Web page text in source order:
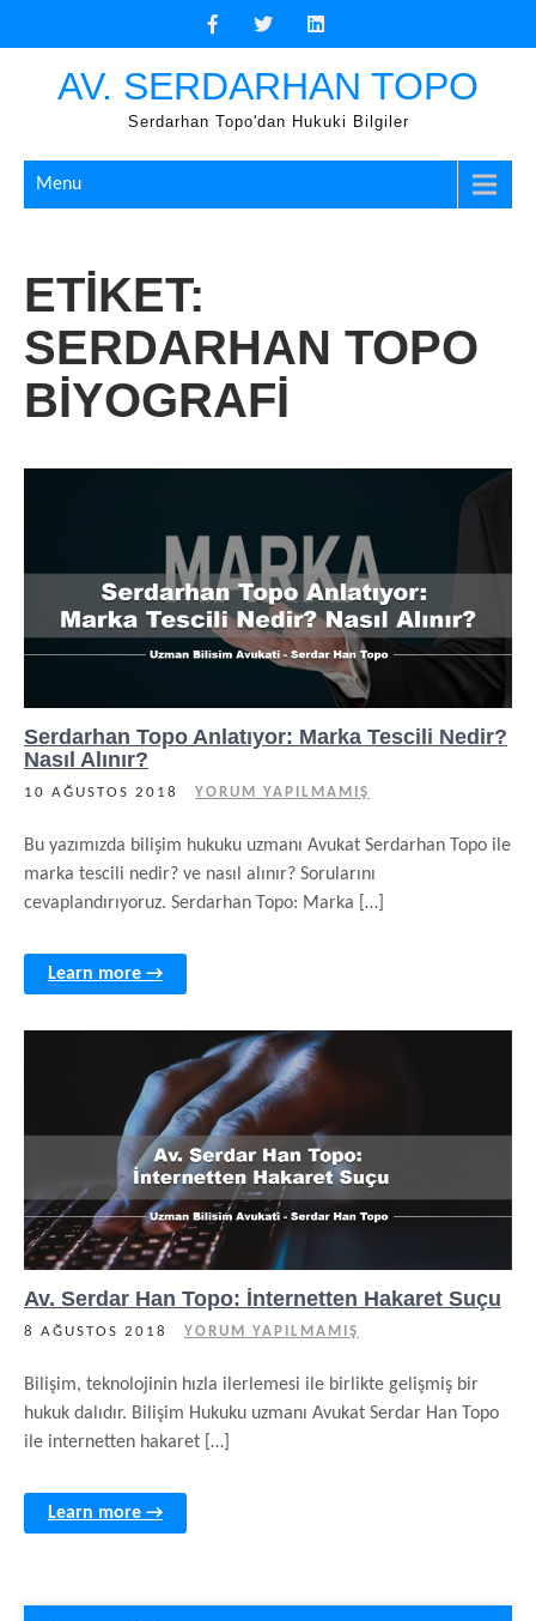
AV. SERDARHAN TOPO
Serdarhan Topo'dan Hukuki Bilgiler
Menu
ETIKET:
SERDARHAN TOPO
BIYOGRAFI
Serdarhan Topo Anlatıyor: Marka Tescili Nedir?
Nasıl Alınır?
10 AĞUSTOS 2018 YORUM YAPILMAMIŞ
Bu yazımızda bilişim hukuku uzmanı Avukat Serdarhan Topo ile
marka tescili nedir? ve nasıl alınır? Sorularını
cevaplandırıyoruz. Serdarhan Topo: Marka […]
Learn more →
Av. Serdar Han Topo: İnternetten Hakaret Suçu
8 AĞUSTOS 2018 YORUM YAPILMAMIŞ
Bilişim, teknolojinin hızla ilerlemesi ile birlikte gelişmiş bir
hukuk dalıdır. Bilişim Hukuku uzmanı Avukat Serdar Han Topo
ile internetten hakaret […]
Learn more →